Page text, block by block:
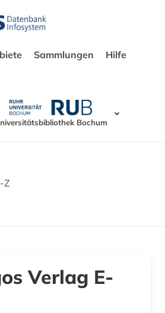
Sammlungen Hilfe
Bochum
Z
Verlag E-